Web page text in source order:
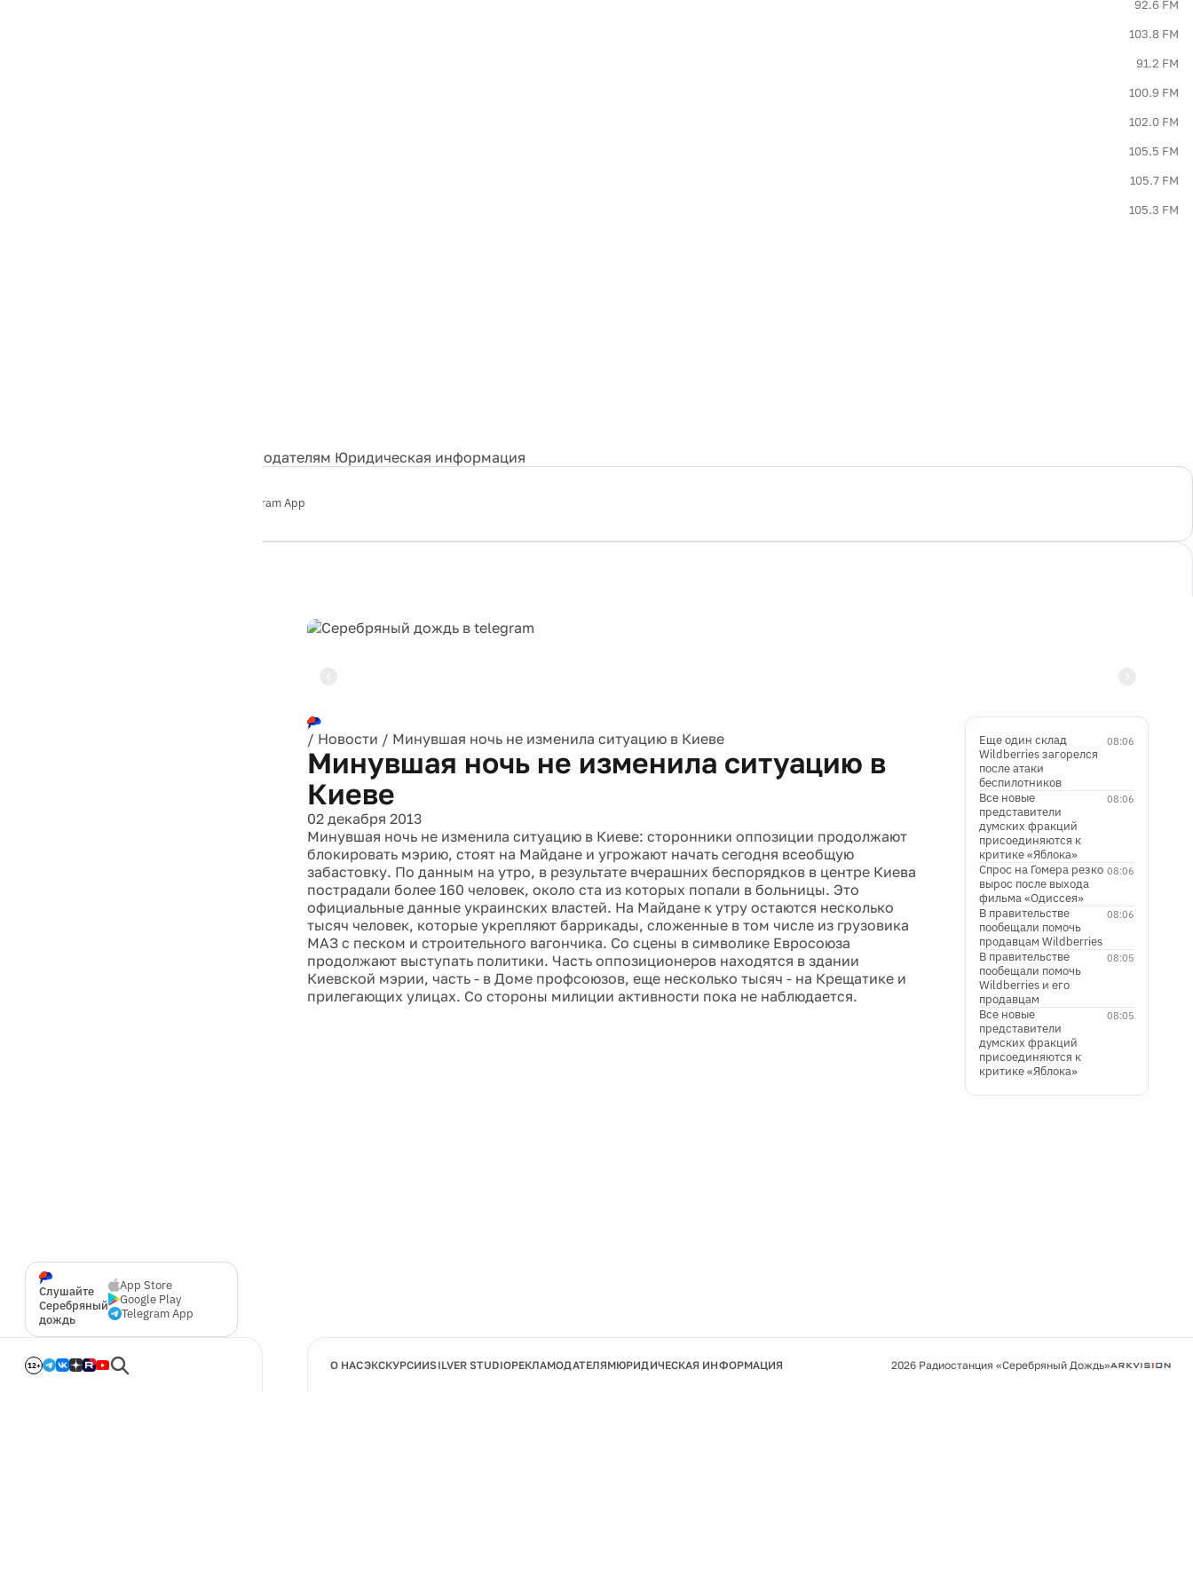
92.6 FM
103.8 FM
91.2 FM
100.9 FM
102.0 FM
105.5 FM
105.7 FM
105.3 FM
Рекламодателям Юридическая информация
Telegram App
Слушайте
Серебряный
дождь
App Store
Google Play
Telegram App
12+
/ Новости / Минувшая ночь не изменила ситуацию в Киеве
Минувшая ночь не изменила ситуацию в
Киеве
02 декабря 2013
Минувшая ночь не изменила ситуацию в Киеве: сторонники оппозиции продолжают
блокировать мэрию, стоят на Майдане и угрожают начать сегодня всеобщую
забастовку. По данным на утро, в результате вчерашних беспорядков в центре Киева
пострадали более 160 человек, около ста из которых попали в больницы. Это
официальные данные украинских властей. На Майдане к утру остаются несколько
тысяч человек, которые укрепляют баррикады, сложенные в том числе из грузовика
МАЗ с песком и строительного вагончика. Со сцены в символике Евросоюза
продолжают выступать политики. Часть оппозиционеров находятся в здании
Киевской мэрии, часть - в Доме профсоюзов, еще несколько тысяч - на Крещатике и
прилегающих улицах. Со стороны милиции активности пока не наблюдается.
08:06
Еще один склад
Wildberries загорелся
после атаки
беспилотников
08:06
Все новые
представители
думских фракций
присоединяются к
критике «Яблока»
08:06
Спрос на Гомера резко
вырос после выхода
фильма «Одиссея»
08:06
В правительстве
пообещали помочь
продавцам Wildberries
08:05
В правительстве
пообещали помочь
Wildberries и его
продавцам
08:05
Все новые
представители
думских фракций
присоединяются к
критике «Яблока»
О НАСЭКСКУРСИИSILVER STUDIOРЕКЛАМОДАТЕЛЯМЮРИДИЧЕСКАЯ ИНФОРМАЦИЯ 2026 Радиостанция «Серебряный Дождь»